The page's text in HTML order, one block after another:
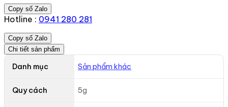
Copy số Zalo
Hotline : 0941 280 281
Copy số Zalo
Chi tiết sản phẩm
Danh mục Sản phẩm khác
Quy cách 5g